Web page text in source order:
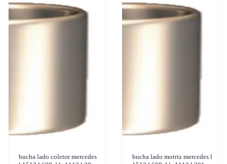
bucha lado coletor mercedes
bucha lado motriz mercedes l